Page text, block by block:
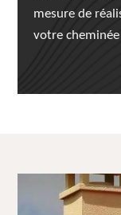
mesure de
votre